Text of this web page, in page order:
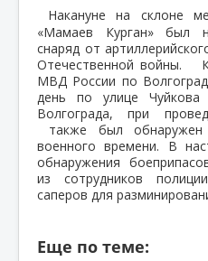
Накануне на склоне
«Мамаев Курган» был
снаряд от
Отечественной войны.
МВД России по
день по улице
Волгограда, при
также был обнаружен
военного времени. В
обнаружения
из сотрудников
саперов для
Еще по теме: